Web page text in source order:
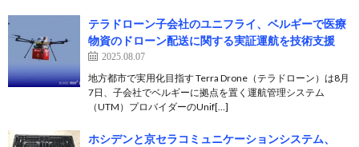
テラドローン子会社のユニフライ、ベルギーで医療
物資のドローン配送に関する実証運航を技術支援
2025.08.07
地方都市で実用化目指す Terra Drone（テラドローン）は8月
7日、子会社でベルギーに拠点を置く運航管理システム
（UTM）プロバイダーのUnif[…]
ホシデンと京セラコミュニケーションシステム、